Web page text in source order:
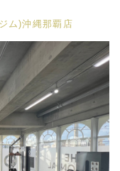
ム)沖縄那覇店